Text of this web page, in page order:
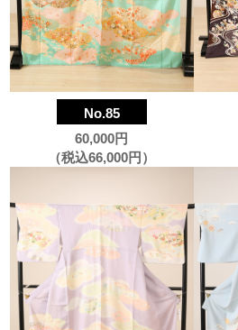
No.85
60,000円
（税込66,000円）